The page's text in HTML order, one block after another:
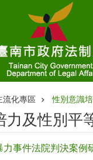
流化專區 性別意識
力及性別平
力事件法院判決案例